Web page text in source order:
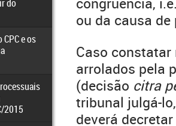
do
e os
2015
ou da causa de
Caso
arrolados pela
(decisão citra
tribunal julgá-
deverá